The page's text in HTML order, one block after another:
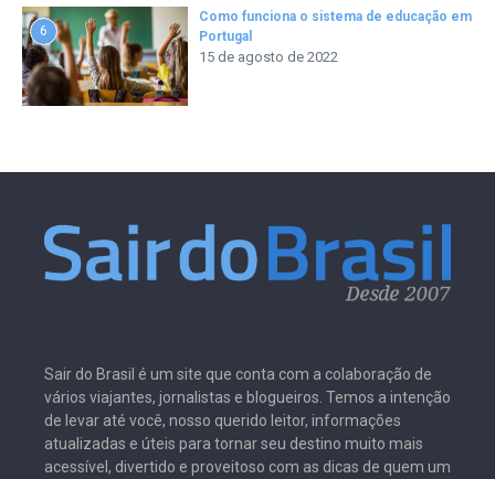
6
Como funciona o sistema de educação em
Portugal
15 de agosto de 2022
Sair do Brasil é um site que conta com a colaboração de
vários viajantes, jornalistas e blogueiros. Temos a intenção
de levar até você, nosso querido leitor, informações
atualizadas e úteis para tornar seu destino muito mais
acessível, divertido e proveitoso com as dicas de quem um